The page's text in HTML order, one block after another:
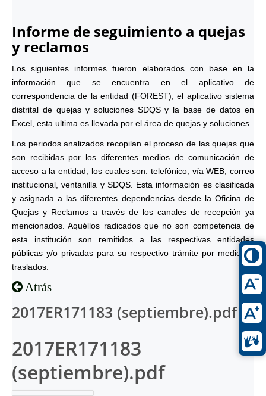
Informe de seguimiento a quejas
y reclamos
Los siguientes informes fueron elaborados con base en la
información que se encuentra en el aplicativo de
correspondencia de la entidad (FOREST), el aplicativo sistema
distrital de quejas y soluciones SDQS y la base de datos en
Excel, esta ultima es llevada por el área de quejas y soluciones.
Los periodos analizados recopilan el proceso de las quejas que
son recibidas por los diferentes medios de comunicación de
acceso a la entidad, los cuales son: telefónico, vía WEB, correo
institucional, ventanilla y SDQS. Esta información es clasificada
y asignada a las diferentes dependencias desde la Oficina de
Quejas y Reclamos a través de los canales de recepción ya
mencionados. Aquéllos radicados que no son competencia de
esta institución son remitidos a las respectivas entidades
públicas y/o privadas para su respectivo trámite por medio de
traslados.
Atrás
2017ER171183 (septiembre).pdf
2017ER171183
(septiembre).pdf